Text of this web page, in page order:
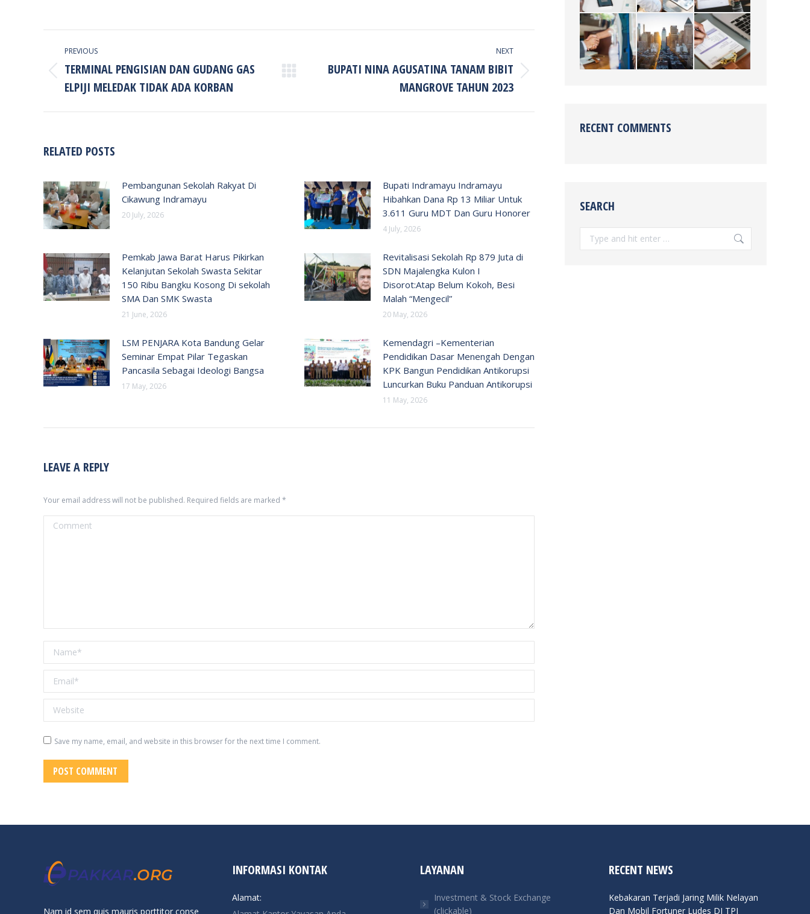
NAVIGATION
PREVIOUS
Previous
post:
TERMINAL PENGISIAN DAN GUDANG GAS
ELPIJI MELEDAK TIDAK ADA KORBAN
NEXT
NextBUPATI NINA AGUSATINA TANAM BIBIT
MANGROVE TAHUN 2023
RELATED POSTS
Pembangunan Sekolah Rakyat Di
Cikawung Indramayu
20 July, 2026
Bupati Indramayu Indramayu
Hibahkan Dana Rp 13 Miliar Untuk
3.611 Guru MDT Dan Guru Honorer
4 July, 2026
Pemkab Jawa Barat Harus Pikirkan
Kelanjutan Sekolah Swasta Sekitar
150 Ribu Bangku Kosong Di sekolah
SMA Dan SMK Swasta
21 June, 2026
Revitalisasi Sekolah Rp 879 Juta di
SDN Majalengka Kulon I
Disorot:Atap Belum Kokoh, Besi
Malah “Mengecil”
20 May, 2026
LSM PENJARA Kota Bandung Gelar
Seminar Empat Pilar Tegaskan
Pancasila Sebagai Ideologi Bangsa
17 May, 2026
Kemendagri –Kementerian
Pendidikan Dasar Menengah Dengan
KPK Bangun Pendidikan Antikorupsi
Luncurkan Buku Panduan Antikorupsi
11 May, 2026
LEAVE A REPLY
Your email address will not be published. Required fields are marked *
Comment
Name *
Email *
Website
Save my name, email, and website in this browser for the next time I comment.
POST COMMENT
RECENT COMMENTS
SEARCH
Search:
Nam id sem quis mauris porttitor conse
INFORMASI KONTAK
Alamat:
LAYANAN
Investment & Stock Exchange
(clickable)
RECENT NEWS
Kebakaran Terjadi Jaring Milik Nelayan
Dan Mobil Fortuner Ludes DI TPI